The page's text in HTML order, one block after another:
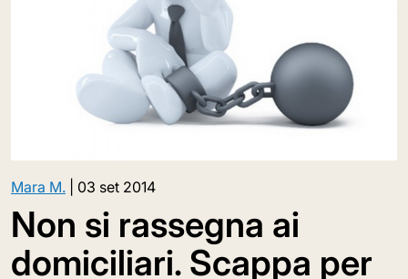
Mara M. 03 set 2014
Non si rassegna ai
domiciliari. Scappa per